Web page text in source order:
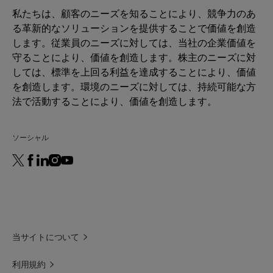
Viscosity [mPa·s]
1700 -
2500
DIN
53019
at 170
°C
*Density
(23°C)
[g/cm³] ~ 0.88 ISO 1183
2502 GR guarantees high loadings and an
outstanding dispersion of the additives being
used. Processing aid for polyolefins.
Storage
For best shelf life store this product in a dry
area at normal ambient temperatures.
Minimum shelf life is two years from the date of
shipping when properly stored.
私たちは、顧客のニーズを知ることにより、競争力のあ
る革新的なソリューションを提供することで価値を創造
します。従業員のニーズに対しては、当社の企業価値を
守ることにより、価値を創造します。株主のニーズに対
しては、標準を上回る利益を達成することにより、価値
を創造します。環境のニーズに対しては、持続可能な方
法で活動することにより、価値を創造します。
ソーシャル
当サイトについて
利用規約